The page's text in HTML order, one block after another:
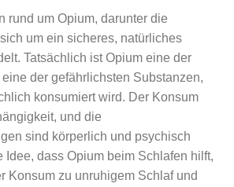
rund um Opium, darunter die
um ein sicheres, natürliches
Tatsächlich ist Opium eine der
der gefährlichsten Substanzen,
konsumiert wird. Der Konsum
und die
sind körperlich und psychisch
Idee, dass Opium beim Schlafen hilft,
Konsum zu unruhigem Schlaf und